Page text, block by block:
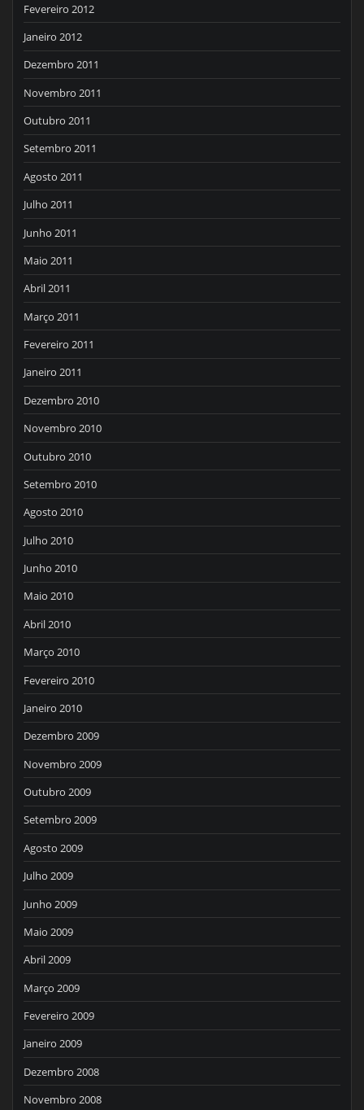
Fevereiro 2012
Janeiro 2012
Dezembro 2011
Novembro 2011
Outubro 2011
Setembro 2011
Agosto 2011
Julho 2011
Junho 2011
Maio 2011
Abril 2011
Março 2011
Fevereiro 2011
Janeiro 2011
Dezembro 2010
Novembro 2010
Outubro 2010
Setembro 2010
Agosto 2010
Julho 2010
Junho 2010
Maio 2010
Abril 2010
Março 2010
Fevereiro 2010
Janeiro 2010
Dezembro 2009
Novembro 2009
Outubro 2009
Setembro 2009
Agosto 2009
Julho 2009
Junho 2009
Maio 2009
Abril 2009
Março 2009
Fevereiro 2009
Janeiro 2009
Dezembro 2008
Novembro 2008